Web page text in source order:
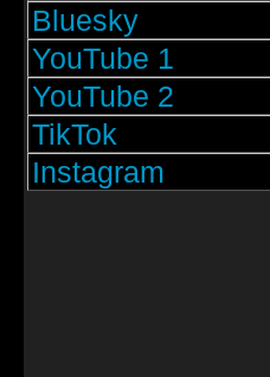
Bluesky
YouTube 1
YouTube 2
TikTok
Instagram